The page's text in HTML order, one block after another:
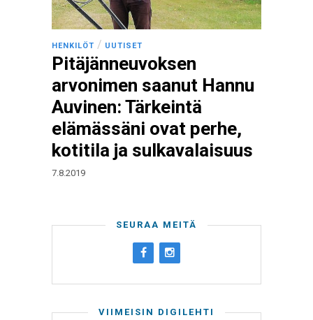
HENKILÖT / UUTISET
Pitäjänneuvoksen
arvonimen saanut Hannu
Auvinen: Tärkeintä
elämässäni ovat perhe,
kotitila ja sulkavalaisuus
7.8.2019
SEURAA MEITÄ
VIIMEISIN DIGILEHTI